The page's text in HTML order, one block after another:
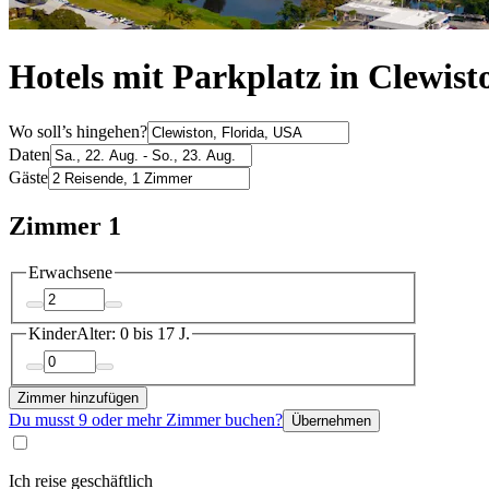
Hotels mit Parkplatz in
Wo soll’s hingehen?
Daten
Gäste
Zimmer 1
Erwachsene
KinderAlter: 0 bis 17 J.
Zimmer hinzufügen
Du musst 9 oder mehr Zimmer buchen? Übernehmen
Ich reise geschäftlich